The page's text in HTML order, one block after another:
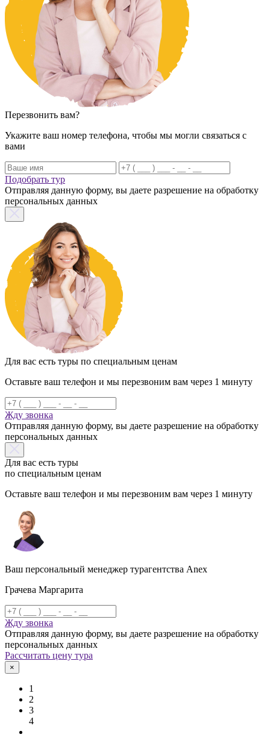
Перезвонить вам?
Укажите ваш номер телефона, чтобы мы могли связаться с
вами
Подобрать тур
Отправляя данную форму, вы даете разрешение на обработку
персональных данных
Для вас есть туры по специальным ценам
Оставьте ваш телефон и мы перезвоним вам через 1 минуту
Жду звонка
Отправляя данную форму, вы даете разрешение на обработку
персональных данных
Для вас есть туры
по специальным ценам
Оставьте ваш телефон и мы перезвоним вам через 1 минуту
Ваш персональный менеджер турагентства Anex
Грачева Маргарита
Жду звонка
Отправляя данную форму, вы даете разрешение на обработку
персональных данных
Рассчитать цену тура
×
1
2
3
4